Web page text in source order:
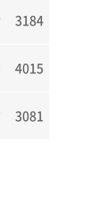
3184
4015
3081